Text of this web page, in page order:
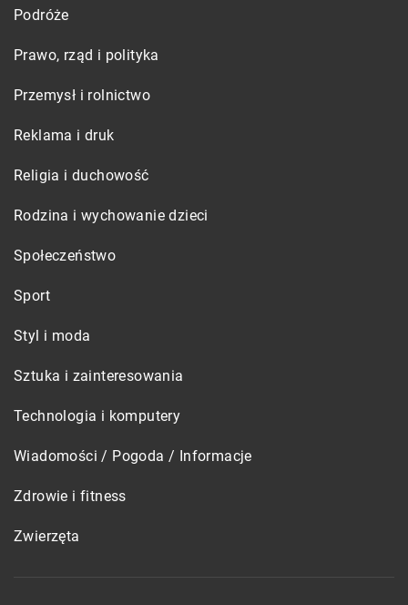
Podróże
Prawo, rząd i polityka
Przemysł i rolnictwo
Reklama i druk
Religia i duchowość
Rodzina i wychowanie dzieci
Społeczeństwo
Sport
Styl i moda
Sztuka i zainteresowania
Technologia i komputery
Wiadomości / Pogoda / Informacje
Zdrowie i fitness
Zwierzęta